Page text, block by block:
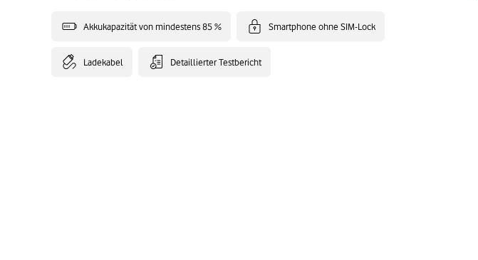
Akkukapazität von mindestens 85 % Smartphone ohne SIM-Lock
Ladekabel Detaillierter Testbericht